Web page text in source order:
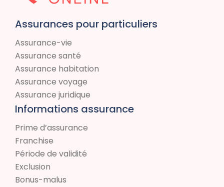
Assurances pour particuliers
Assurance-vie
Assurance santé
Assurance habitation
Assurance voyage
Assurance juridique
Informations assurance
Prime d’assurance
Franchise
Période de validité
Exclusion
Bonus-malus